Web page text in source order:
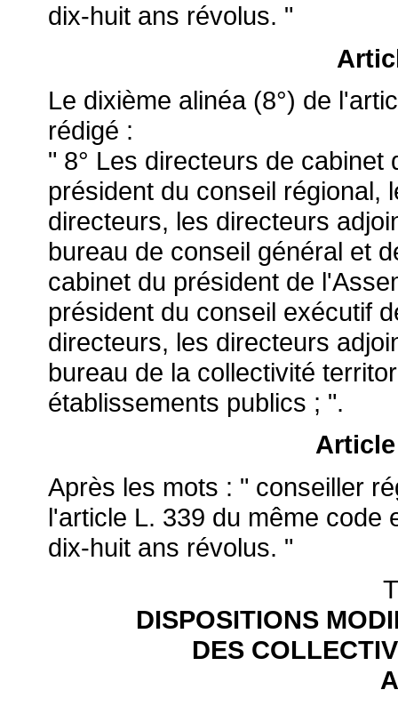
dix-huit ans révolus. "
Le dixième alinéa (8°) de
rédigé :
" 8° Les directeurs de
président du conseil régional,
directeurs, les directeurs
bureau de conseil général et
cabinet du président de
président du conseil exécutif
directeurs, les directeurs
bureau de la collectivité
établissements publics ; ".
Après les mots : " conseiller
l'article L. 339 du même code
dix-huit ans révolus. "
DISPOSITIONS
DES